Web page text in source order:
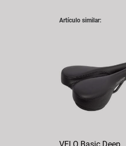
Artículo similar: